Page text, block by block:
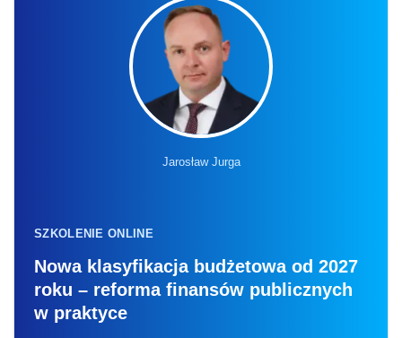
Jarosław Jurga
SZKOLENIE ONLINE
Nowa klasyfikacja budżetowa od 2027
roku – reforma finansów publicznych
w praktyce